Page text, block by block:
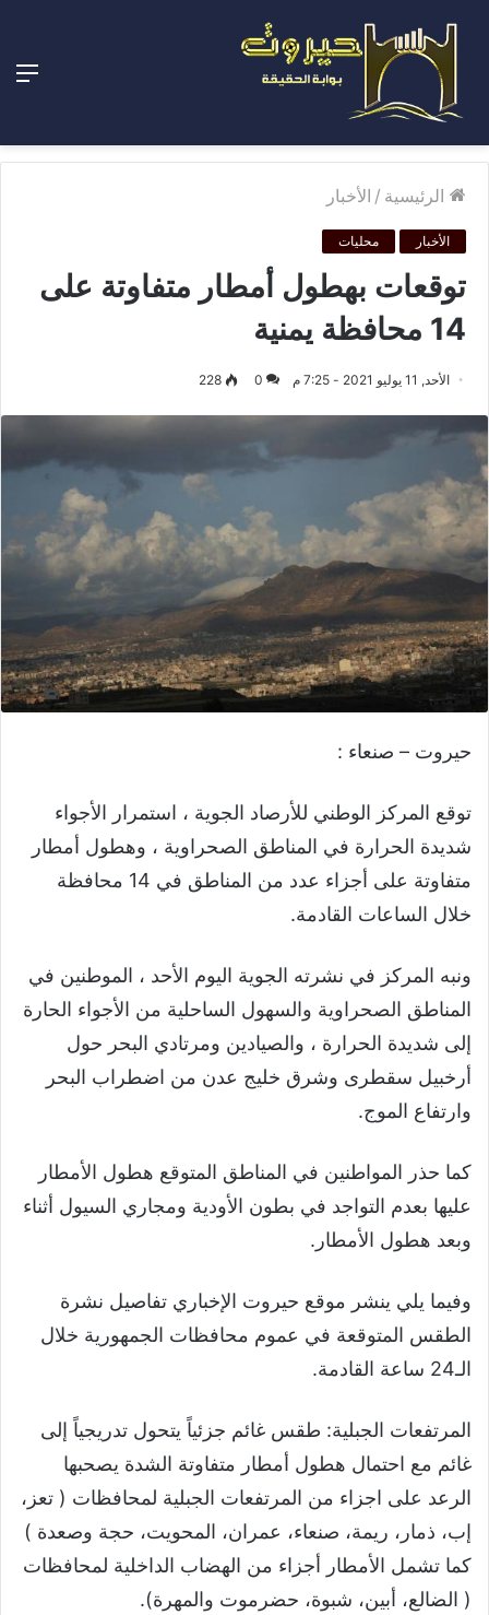
الرئيسية / الأخبار
الأخبار محليات
توقعات بهطول أمطار متفاوتة على
14 محافظة يمنية
الأحد, 11 يوليو 2021 - 7:25 م 0
228
حيروت – صنعاء :
توقع المركز الوطني للأرصاد الجوية ، استمرار الأجواء
شديدة الحرارة في المناطق الصحراوية ، وهطول أمطار
متفاوتة على أجزاء عدد من المناطق في 14 محافظة
خلال الساعات القادمة.
ونبه المركز في نشرته الجوية اليوم الأحد ، الموطنين في
المناطق الصحراوية والسهول الساحلية من الأجواء الحارة
إلى شديدة الحرارة ، والصيادين ومرتادي البحر حول
أرخبيل سقطرى وشرق خليج عدن من اضطراب البحر
وارتفاع الموج.
كما حذر المواطنين في المناطق المتوقع هطول الأمطار
عليها بعدم التواجد في بطون الأودية ومجاري السيول أثناء
وبعد هطول الأمطار.
وفيما يلي ينشر موقع حيروت الإخباري تفاصيل نشرة
الطقس المتوقعة في عموم محافظات الجمهورية خلال
الـ24 ساعة القادمة.
المرتفعات الجبلية: طقس غائم جزئياً يتحول تدريجياً إلى
غائم مع احتمال هطول أمطار متفاوتة الشدة يصحبها
الرعد على اجزاء من المرتفعات الجبلية لمحافظات ( تعز،
إب، ذمار، ريمة، صنعاء، عمران، المحويت، حجة وصعدة )
كما تشمل الأمطار أجزاء من الهضاب الداخلية لمحافظات
( الضالع، أبين، شبوة، حضرموت والمهرة).